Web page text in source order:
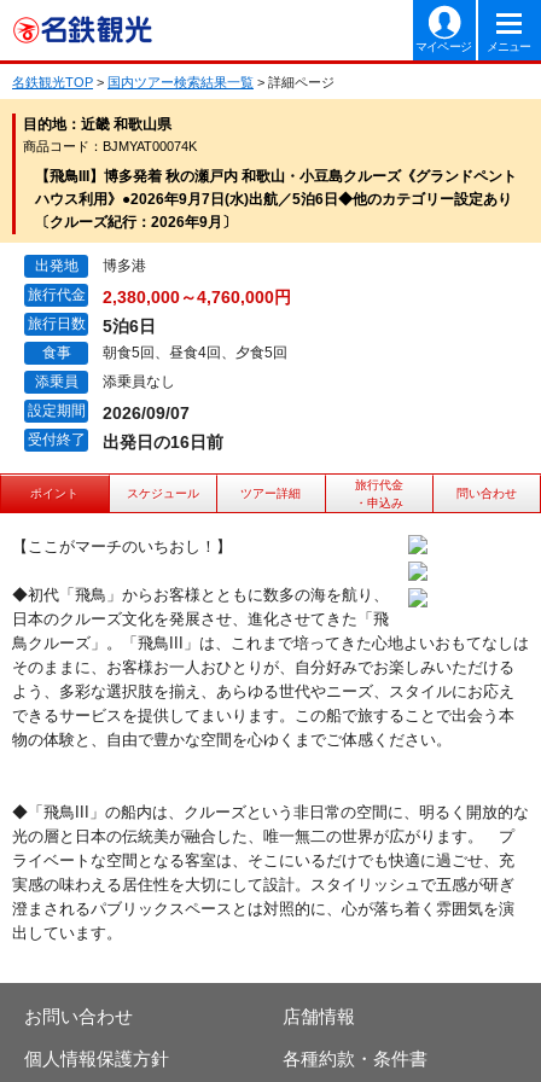
マイページ メニュー
名鉄観光TOP > 国内ツアー検索結果一覧 > 詳細ページ
目的地：近畿 和歌山県
商品コード：BJMYAT00074K
【飛鳥III】博多発着 秋の瀬戸内 和歌山・小豆島クルーズ《グランドペント
ハウス利用》●2026年9月7日(水)出航／5泊6日◆他のカテゴリー設定あり
〔クルーズ紀行：2026年9月〕
出発地
博多港
旅行代金
2,380,000～4,760,000円
旅行日数 5泊6日
食事
朝食5回、昼食4回、夕食5回
添乗員
添乗員なし
設定期間
2026/09/07
受付終了 出発日の16日前
ポイント スケジュール ツアー詳細
旅行代金
・申込み
問い合わせ
【ここがマーチのいちおし！】
◆初代「飛鳥」からお客様とともに数多の海を航り、
日本のクルーズ文化を発展させ、進化させてきた「飛
鳥クルーズ」。「飛鳥III」は、これまで培ってきた心地よいおもてなしは
そのままに、お客様お一人おひとりが、自分好みでお楽しみいただける
よう、多彩な選択肢を揃え、あらゆる世代やニーズ、スタイルにお応え
できるサービスを提供してまいります。この船で旅することで出会う本
物の体験と、自由で豊かな空間を心ゆくまでご体感ください。
◆「飛鳥III」の船内は、クルーズという非日常の空間に、明るく開放的な
光の層と日本の伝統美が融合した、唯一無二の世界が広がります。 プ
ライベートな空間となる客室は、そこにいるだけでも快適に過ごせ、充
実感の味わえる居住性を大切にして設計。スタイリッシュで五感が研ぎ
澄まされるパブリックスペースとは対照的に、心が落ち着く雰囲気を演
出しています。
お問い合わせ 店舗情報
個人情報保護方針 各種約款・条件書